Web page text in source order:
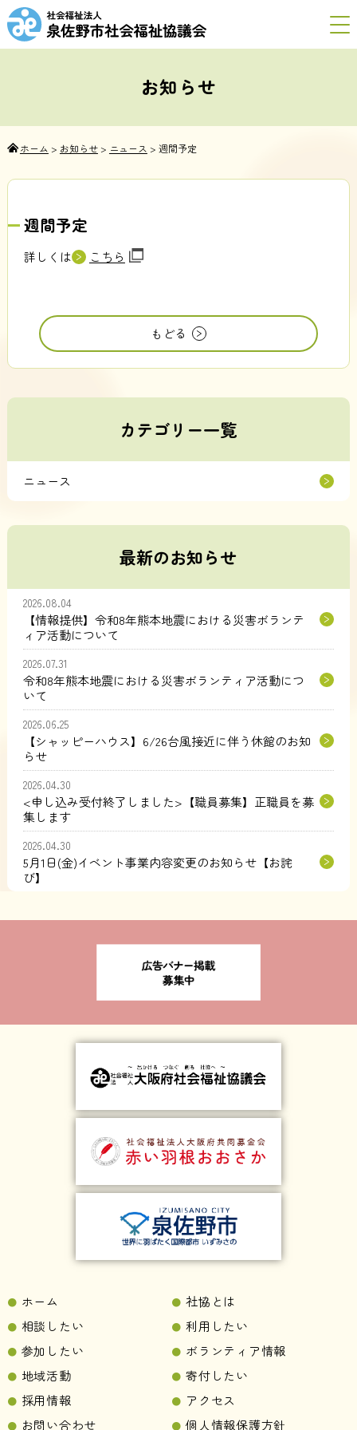
お知らせ
ホーム > お知らせ> ニュース > 週間予定
週間予定
詳しくは こちら
もどる
カテゴリー一覧
ニュース
最新のお知らせ
2026.08.04
【情報提供】令和8年熊本地震における災害ボランテ
ィア活動について
2026.07.31
令和8年熊本地震における災害ボランティア活動につ
いて
2026.06.25
【シャッピーハウス】6/26台風接近に伴う休館のお知
らせ
2026.04.30
<申し込み受付終了しました>【職員募集】正職員を募
集します
2026.04.30
5月1日(金)イベント事業内容変更のお知らせ【お詫
び】
ホーム
社協とは
相談したい
利用したい
参加したい
ボランティア情報
地域活動
寄付したい
採用情報
アクセス
お問い合わせ
個人情報保護方針